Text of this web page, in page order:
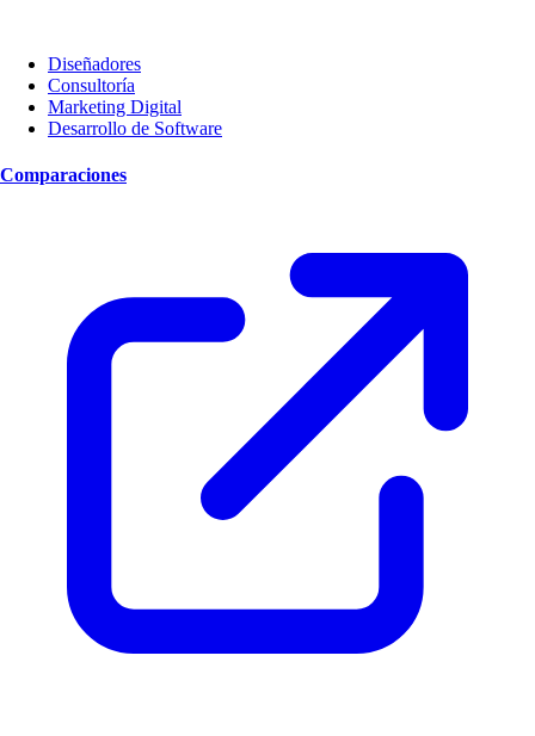
Diseñadores
Consultoría
Marketing Digital
Desarrollo de Software
Comparaciones